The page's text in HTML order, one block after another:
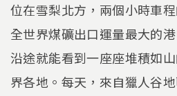
位在雪梨北方，兩個小時車
全世界煤礦出口運量最大的
沿途就能看到一座座堆積如
界各地。每天，來自獵人谷